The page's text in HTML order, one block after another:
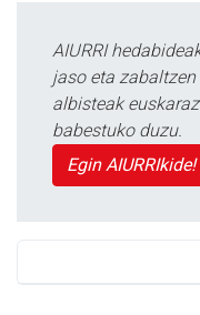
AIURRI
jaso eta
albisteak
babestuko duzu.
Egin AIURRIkide!